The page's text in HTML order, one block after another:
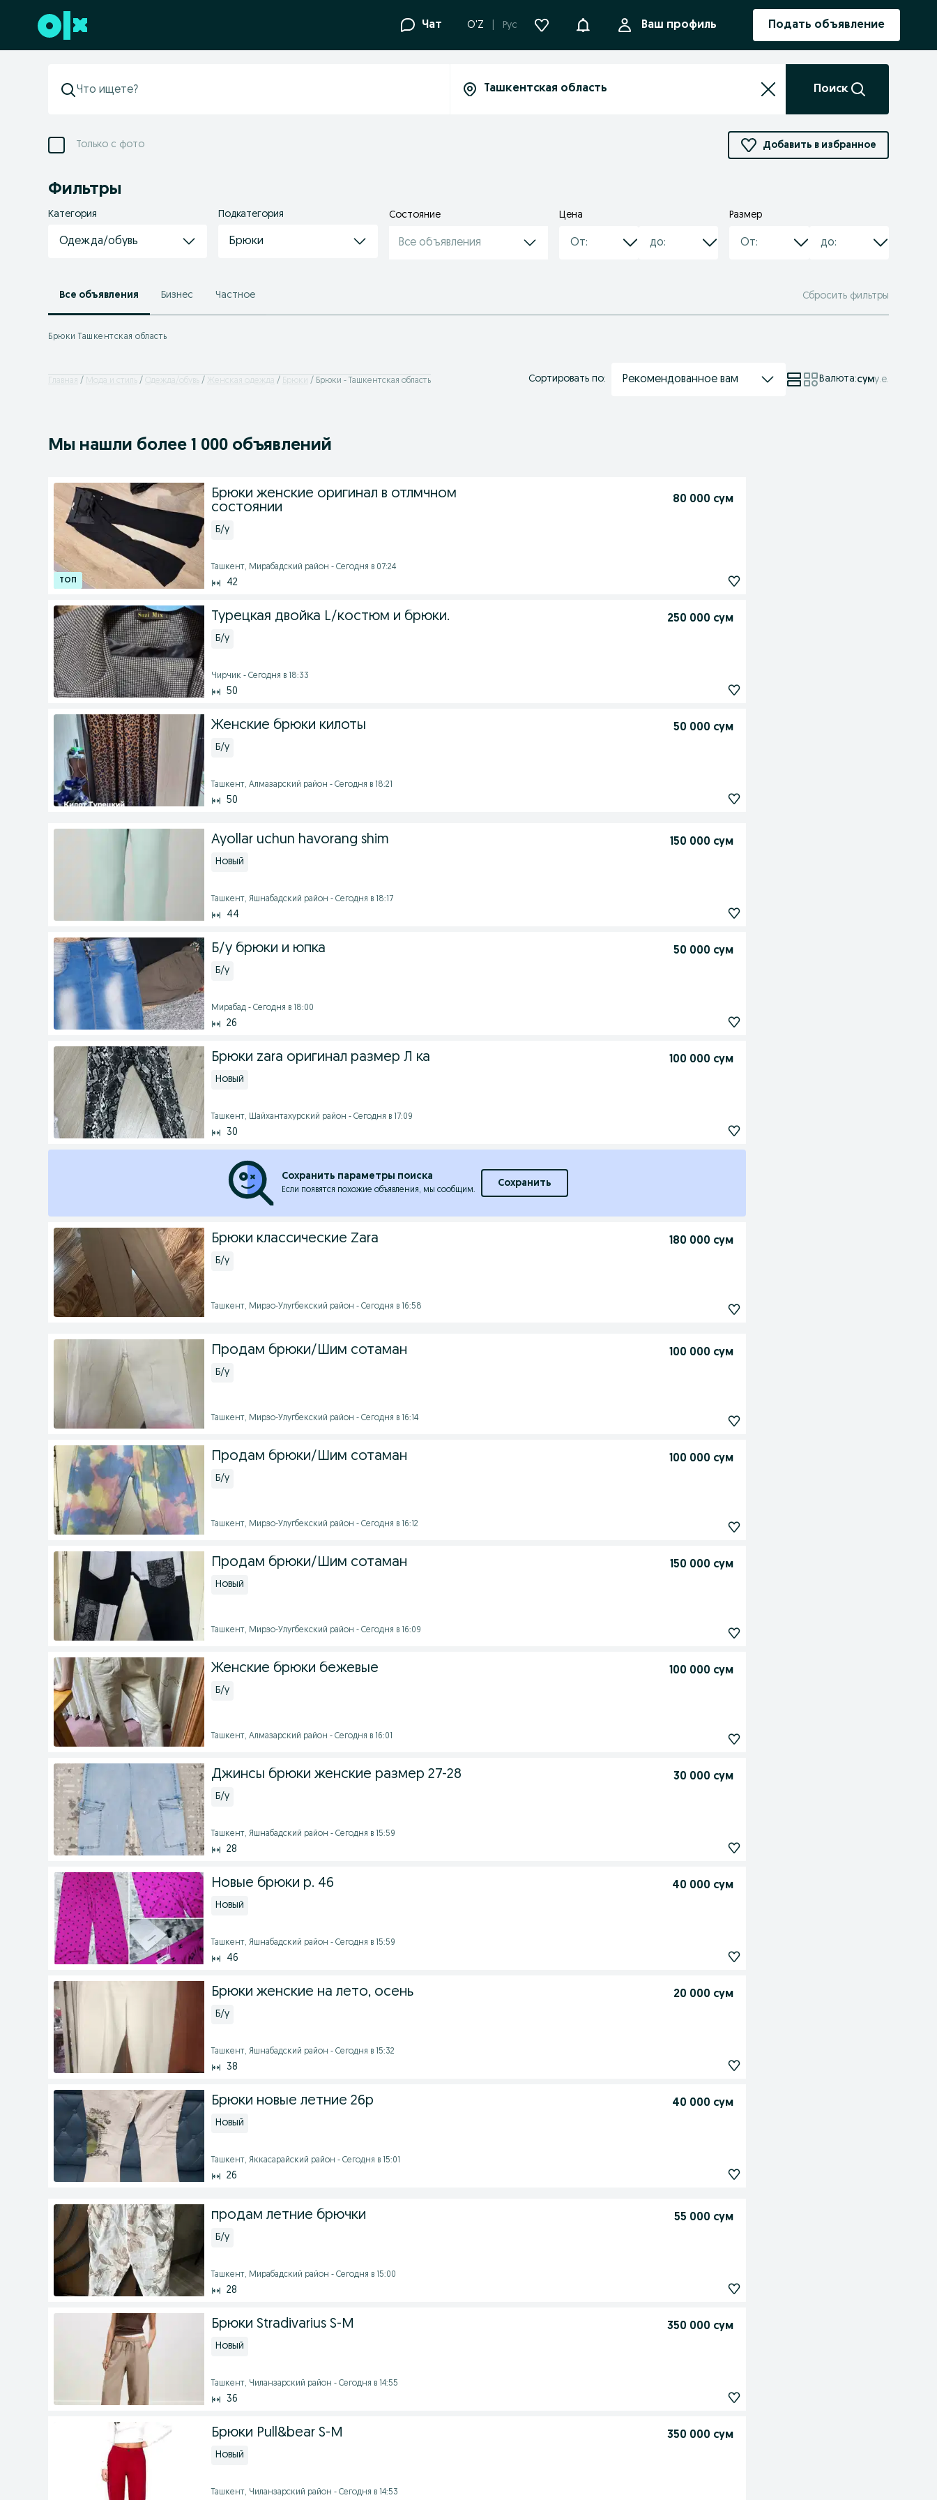
Перейти к нижнему колонтитулу Чат O'Z Рус УведомленияВаш профиль Подать объявление
Поиск
Только с фото Добавить в избранное
Фильтры
Категория
Одежда/обувь
Подкатегория
Брюки
Состояние
Все объявления
Цена Размер
Все объявления Бизнес Частное Сбросить фильтры
Брюки Ташкентская область
Главная Мода и стиль Одежда/обувь Женская одежда Брюки Брюки - Ташкентская область Сортировать по: Рекомендованное вам Валюта:суму.е.
Мы нашли более 1 000 объявлений
Брюки женские оригинал в отлмчном
состоянии
80 000 сум
Б/у
Ташкент, Мирабадский район - Сегодня в 07:24
42
Турецкая двойка L/костюм и брюки. 250 000 сум
Б/у
Чирчик - Сегодня в 18:33
50
Женские брюки килоты 50 000 сум
Б/у
Ташкент, Алмазарский район - Сегодня в 18:21
50
Ayollar uchun havorang shim 150 000 сум
Новый
Ташкент, Яшнабадский район - Сегодня в 18:17
44
Б/у брюки и юпка 50 000 сум
Б/у
Мирабад - Сегодня в 18:00
26
Брюки zara оригинал размер Л ка 100 000 сум
Новый
Ташкент, Шайхантахурский район - Сегодня в 17:09
30
Сохранить параметры поиска
Если появятся похожие объявления, мы сообщим.
Сохранить
Брюки классические Zara 180 000 сум
Б/у
Ташкент, Мирзо-Улугбекский район - Сегодня в 16:58
Продам брюки/Шим сотаман 100 000 сум
Б/у
Ташкент, Мирзо-Улугбекский район - Сегодня в 16:14
Продам брюки/Шим сотаман 100 000 сум
Б/у
Ташкент, Мирзо-Улугбекский район - Сегодня в 16:12
Продам брюки/Шим сотаман 150 000 сум
Новый
Ташкент, Мирзо-Улугбекский район - Сегодня в 16:09
Женские брюки бежевые 100 000 сум
Б/у
Ташкент, Алмазарский район - Сегодня в 16:01
Джинсы брюки женские размер 27-28 30 000 сум
Б/у
Ташкент, Яшнабадский район - Сегодня в 15:59
28
Новые брюки р. 46 40 000 сум
Новый
Ташкент, Яшнабадский район - Сегодня в 15:59
46
Брюки женские на лето, осень 20 000 сум
Б/у
Ташкент, Яшнабадский район - Сегодня в 15:32
38
Брюки новые летние 26р 40 000 сум
Новый
Ташкент, Яккасарайский район - Сегодня в 15:01
26
продам летние брючки 55 000 сум
Б/у
Ташкент, Мирабадский район - Сегодня в 15:00
28
Брюки Stradivarius S-M 350 000 сум
Новый
Ташкент, Чиланзарский район - Сегодня в 14:55
36
Брюки Pull&bear S-M 350 000 сум
Новый
Ташкент, Чиланзарский район - Сегодня в 14:53